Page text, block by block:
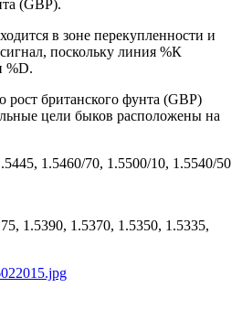
(GBP).
в зоне перекупленности и
поскольку линия %К
%D.
британского фунта (GBP)
цели быков расположены на
1.5460/70, 1.5500/10, 1.5540/50
1.5390, 1.5370, 1.5350, 1.5335,